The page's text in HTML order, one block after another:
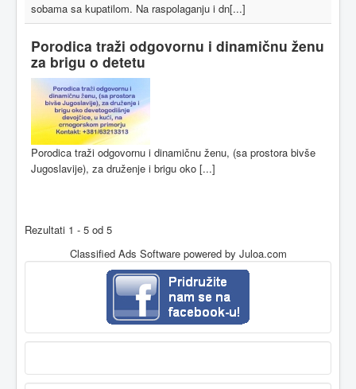
sobama sa kupatilom. Na raspolaganju i dn[...]
Porodica traži odgovornu i dinamičnu ženu
za brigu o detetu
Porodica traži odgovornu i dinamičnu ženu, (sa prostora bivše
Jugoslavije), za druženje i brigu oko [...]
Rezultati 1 - 5 od 5
Classified Ads Softwarepowered by Juloa.com